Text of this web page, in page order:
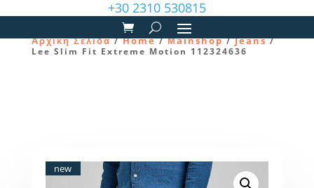
+30 2310 530815
Αρχική Σελίδα/Home/Μainshop/Jeans/
Lee Slim Fit Extreme Motion 112324636
new